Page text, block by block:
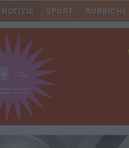
NOTIZIE SPORT RUBRICHE